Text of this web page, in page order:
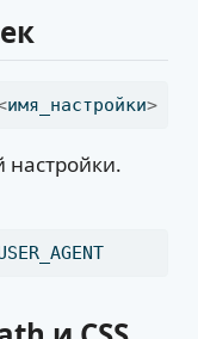
имя_настройки>
настройки.